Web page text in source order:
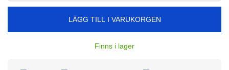
LÄGG TILL I VARUKORGEN
Finns i lager